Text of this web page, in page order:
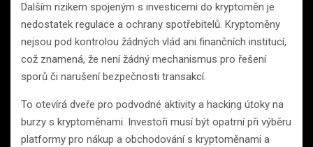
Dalším rizikem spojeným s investicemi do kryptoměn je
nedostatek regulace a ochrany spotřebitelů. Kryptoměny
nejsou pod kontrolou žádných vlád ani finančních institucí,
což znamená, že není žádný mechanismus pro řešení
sporů či narušení bezpečnosti transakcí.
To otevírá dveře pro podvodné aktivity a hacking útoky na
burzy s kryptoměnami. Investoři musí být opatrní při výběru
platformy pro nákup a obchodování s kryptoměnami a